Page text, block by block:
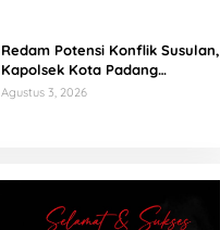
Redam Potensi Konflik Susulan,
Kapolsek Kota Padang
Sambangi Kediaman Korban
Agustus 3, 2026